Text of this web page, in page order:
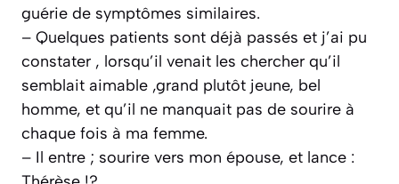
guérie de symptômes similaires.
– Quelques patients sont déjà passés et j’ai pu
constater , lorsqu’il venait les chercher qu’il
semblait aimable ,grand plutôt jeune, bel
homme, et qu’il ne manquait pas de sourire à
chaque fois à ma femme.
– Il entre ; sourire vers mon épouse, et lance :